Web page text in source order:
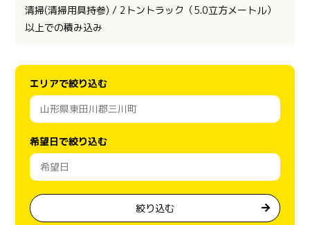
清掃(清掃用具持参) / 2トントラック（5.0立方メートル）
以上での積み込み
エリアで絞り込む
希望日で絞り込む
絞り込む